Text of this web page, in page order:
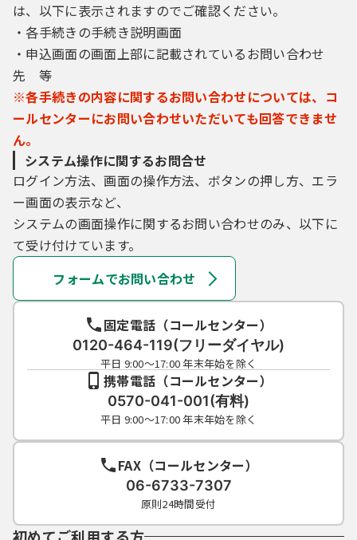
は、以下に表示されますのでご確認ください。
・各手続きの手続き説明画面
・申込画面の画面上部に記載されているお問い合わせ
先 等
※各手続きの内容に関するお問い合わせについては、コ
ールセンターにお問い合わせいただいても回答できませ
ん。
システム操作に関するお問合せ
ログイン方法、画面の操作方法、ボタンの押し方、エラ
ー画面の表示など、
システムの画面操作に関するお問い合わせのみ、以下に
て受け付けています。
フォームでお問い合わせ
固定電話（コールセンター）
0120-464-119(フリーダイヤル)
平日 9:00～17:00 年末年始を除く
携帯電話（コールセンター）
0570-041-001(有料)
平日 9:00～17:00 年末年始を除く
FAX（コールセンター）
06-6733-7307
原則24時間受付